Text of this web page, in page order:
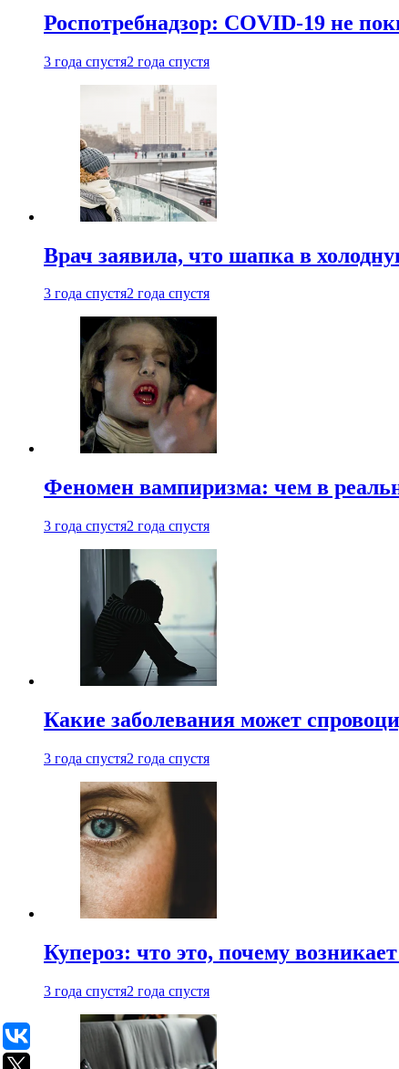
Роспотребнадзор: COVID-19 не
3 года спустя2 года спустя
Врач заявила, что шапка в
3 года спустя2 года спустя
Феномен вампиризма: чем в
3 года спустя2 года спустя
Какие заболевания может
3 года спустя2 года спустя
Купероз: что это, почему
3 года спустя2 года спустя